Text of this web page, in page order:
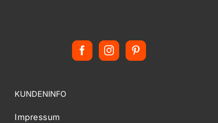
KUNDENINFO
Impressum